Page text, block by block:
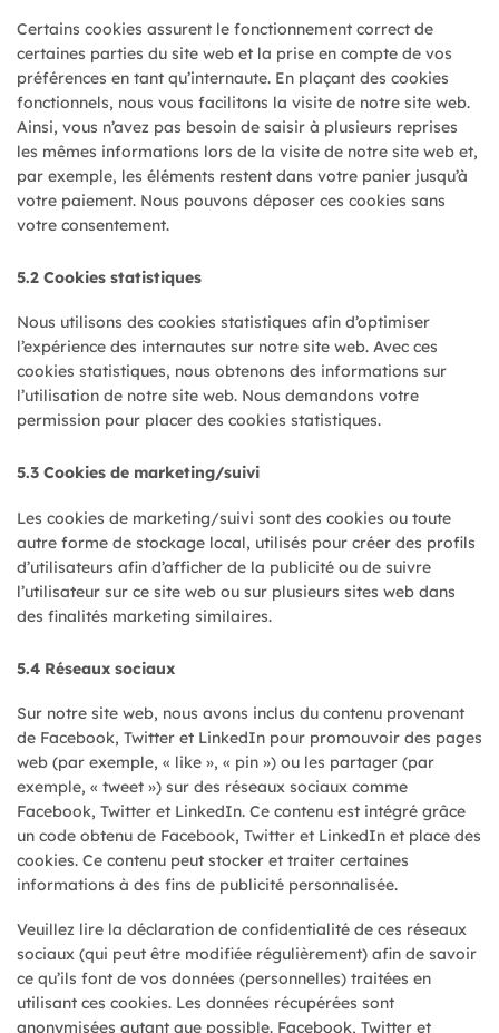
Certains cookies assurent le fonctionnement correct de
certaines parties du site web et la prise en compte de vos
préférences en tant qu’internaute. En plaçant des cookies
fonctionnels, nous vous facilitons la visite de notre site web.
Ainsi, vous n’avez pas besoin de saisir à plusieurs reprises
les mêmes informations lors de la visite de notre site web et,
par exemple, les éléments restent dans votre panier jusqu’à
votre paiement. Nous pouvons déposer ces cookies sans
votre consentement.
5.2 Cookies statistiques
Nous utilisons des cookies statistiques afin d’optimiser
l’expérience des internautes sur notre site web. Avec ces
cookies statistiques, nous obtenons des informations sur
l’utilisation de notre site web. Nous demandons votre
permission pour placer des cookies statistiques.
5.3 Cookies de marketing/suivi
Les cookies de marketing/suivi sont des cookies ou toute
autre forme de stockage local, utilisés pour créer des profils
d’utilisateurs afin d’afficher de la publicité ou de suivre
l’utilisateur sur ce site web ou sur plusieurs sites web dans
des finalités marketing similaires.
5.4 Réseaux sociaux
Sur notre site web, nous avons inclus du contenu provenant
de Facebook, Twitter et LinkedIn pour promouvoir des pages
web (par exemple, « like », « pin ») ou les partager (par
exemple, « tweet ») sur des réseaux sociaux comme
Facebook, Twitter et LinkedIn. Ce contenu est intégré grâce
un code obtenu de Facebook, Twitter et LinkedIn et place des
cookies. Ce contenu peut stocker et traiter certaines
informations à des fins de publicité personnalisée.
Veuillez lire la déclaration de confidentialité de ces réseaux
sociaux (qui peut être modifiée régulièrement) afin de savoir
ce qu’ils font de vos données (personnelles) traitées en
utilisant ces cookies. Les données récupérées sont
anonymisées autant que possible. Facebook, Twitter et